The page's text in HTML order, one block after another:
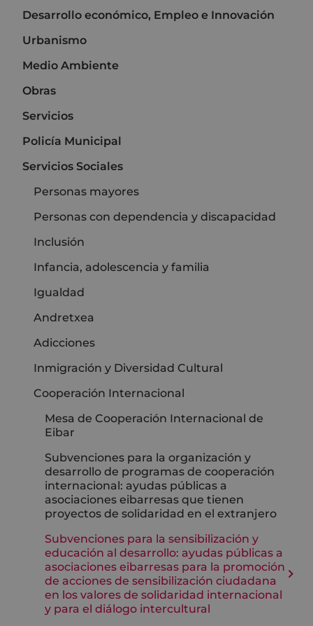
Desarrollo económico, Empleo e Innovación
Urbanismo
Medio Ambiente
Obras
Servicios
Policía Municipal
Servicios Sociales
Personas mayores
Personas con dependencia y discapacidad
Inclusión
Infancia, adolescencia y familia
Igualdad
Andretxea
Adicciones
Inmigración y Diversidad Cultural
Cooperación Internacional
Mesa de Cooperación Internacional de
Eibar
Subvenciones para la organización y
desarrollo de programas de cooperación
internacional: ayudas públicas a
asociaciones eibarresas que tienen
proyectos de solidaridad en el extranjero
Subvenciones para la sensibilización y
educación al desarrollo: ayudas públicas a
asociaciones eibarresas para la promoción
de acciones de sensibilización ciudadana
en los valores de solidaridad internacional
y para el diálogo intercultural